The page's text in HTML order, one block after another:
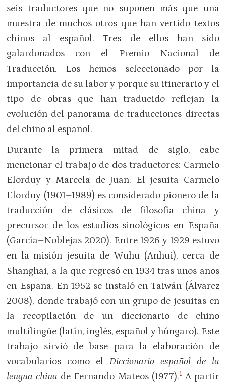
seis traductores que no suponen más que una
muestra de muchos otros que han vertido textos
chinos al español. Tres de ellos han sido
galardonados con el Premio Nacional de
Traducción. Los hemos seleccionado por la
importancia de su labor y porque su itinerario y el
tipo de obras que han traducido reflejan la
evolución del panorama de traducciones directas
del chino al español.
Durante la primera mitad de siglo, cabe
mencionar el trabajo de dos traductores: Carmelo
Elorduy y Marcela de Juan. El jesuita Carmelo
Elorduy (1901–1989) es considerado pionero de la
traducción de clásicos de filosofía china y
precursor de los estudios sinológicos en España
(García–Noblejas 2020). Entre 1926 y 1929 estuvo
en la misión jesuita de Wuhu (Anhui), cerca de
Shanghai, a la que regresó en 1934 tras unos años
en España. En 1952 se instaló en Taiwán (Álvarez
2008), donde trabajó con un grupo de jesuitas en
la recopilación de un diccionario de chino
multilingüe (latín, inglés, español y húngaro). Este
trabajo sirvió de base para la elaboración de
vocabularios como el Diccionario español de la
lengua china de Fernando Mateos (1977).1A partir